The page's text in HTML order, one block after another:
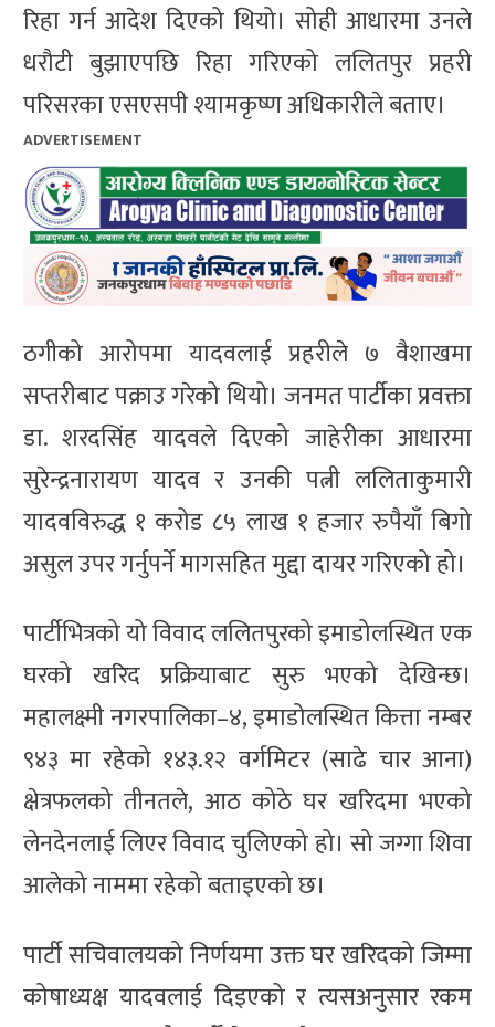
रिहा गर्न आदेश दिएको थियो। सोही आधारमा उनले
धरौटी बुझाएपछि रिहा गरिएको ललितपुर प्रहरी
परिसरका एसएसपी श्यामकृष्ण अधिकारीले बताए।
ADVERTISEMENT
ठगीको आरोपमा यादवलाई प्रहरीले ७ वैशाखमा
सप्तरीबाट पक्राउ गरेको थियो। जनमत पार्टीका प्रवक्ता
डा. शरदसिंह यादवले दिएको जाहेरीका आधारमा
सुरेन्द्रनारायण यादव र उनकी पत्नी ललिताकुमारी
यादवविरुद्ध १ करोड ८५ लाख १ हजार रुपैयाँ बिगो
असुल उपर गर्नुपर्ने मागसहित मुद्दा दायर गरिएको हो।
पार्टीभित्रको यो विवाद ललितपुरको इमाडोलस्थित एक
घरको खरिद प्रक्रियाबाट सुरु भएको देखिन्छ।
महालक्ष्मी नगरपालिका–४, इमाडोलस्थित कित्ता नम्बर
९४३ मा रहेको १४३.१२ वर्गमिटर (साढे चार आना)
क्षेत्रफलको तीनतले, आठ कोठे घर खरिदमा भएको
लेनदेनलाई लिएर विवाद चुलिएको हो। सो जग्गा शिवा
आलेको नाममा रहेको बताइएको छ।
पार्टी सचिवालयको निर्णयमा उक्त घर खरिदको जिम्मा
कोषाध्यक्ष यादवलाई दिइएको र त्यसअनुसार रकम